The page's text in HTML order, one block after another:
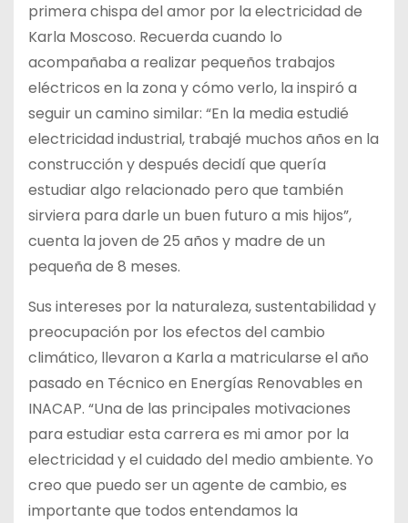
primera chispa del amor por la electricidad de
Karla Moscoso. Recuerda cuando lo
acompañaba a realizar pequeños trabajos
eléctricos en la zona y cómo verlo, la inspiró a
seguir un camino similar: “En la media estudié
electricidad industrial, trabajé muchos años en la
construcción y después decidí que quería
estudiar algo relacionado pero que también
sirviera para darle un buen futuro a mis hijos”,
cuenta la joven de 25 años y madre de un
pequeña de 8 meses.
Sus intereses por la naturaleza, sustentabilidad y
preocupación por los efectos del cambio
climático, llevaron a Karla a matricularse el año
pasado en Técnico en Energías Renovables en
INACAP. “Una de las principales motivaciones
para estudiar esta carrera es mi amor por la
electricidad y el cuidado del medio ambiente. Yo
creo que puedo ser un agente de cambio, es
importante que todos entendamos la